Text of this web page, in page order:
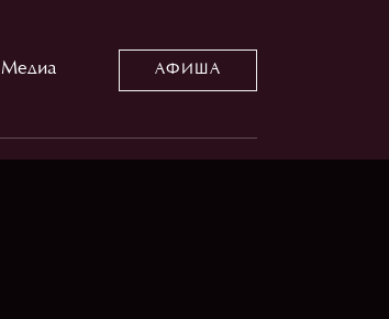
Медиа АФИША